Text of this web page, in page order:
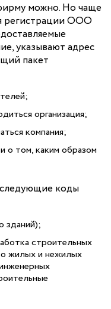
можно. Но чаще
регистрации ООО
указывают адрес
пакет
организация;
компания;
о том, каким образом
коды
зданий);
строительных
жилых и нежилых